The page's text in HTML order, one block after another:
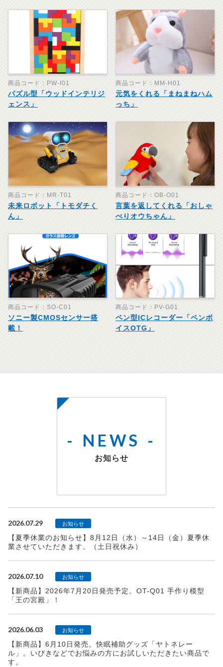
商品コード：PW-I01
パズル型「ウッドインテリジ
ェンス」
商品コード：MM-H01
元気をくれる「まねまねハム
っち」
商品コード：MR-T01
未来ロボット「トモダチく
ん」
商品コード：OB-O01
言葉を返してくれる「おしゃ
べりオウちゃん」
商品コード：SO-C01
ソニー製CMOSセンサー搭
載！
商品コード：PV-G01
ペン型ICレコーダー「ペンボ
イスOTG」
NEWS
お知らせ
2026.07.29 お知らせ
【夏季休業のお知らせ】8月12日（水）～14日（金）夏季休
業させていただきます。（土日祝休み）
2026.07.10 お知らせ
【新商品】2026年7月20日発売予定。OT-Q01 手作り模型
「王の宮殿」！
2026.06.03 お知らせ
【新商品】6月10日発売。快眠補助グッズ「ヤトネレー
ル」。いびきなどでお悩みの方にお試しいただきたい商品で
す。